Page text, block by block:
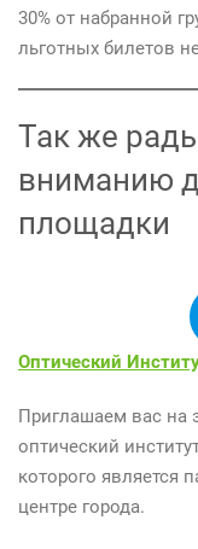
30% от набранной
льготных билетов
Так же
вниманию
площадки
Оптический
Приглашаем вас на
оптический
которого является
центре города.